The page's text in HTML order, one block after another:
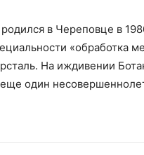
в Череповце в
«обработка
На иждивении
один